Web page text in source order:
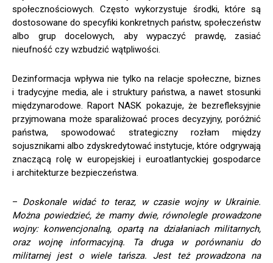
społecznościowych. Często wykorzystuje środki, które są
dostosowane do specyfiki konkretnych państw, społeczeństw
albo grup docelowych, aby wypaczyć prawdę, zasiać
nieufność czy wzbudzić wątpliwości.
Dezinformacja wpływa nie tylko na relacje społeczne, biznes
i tradycyjne media, ale i struktury państwa, a nawet stosunki
międzynarodowe. Raport NASK pokazuje, że bezrefleksyjnie
przyjmowana może sparaliżować proces decyzyjny, poróżnić
państwa, spowodować strategiczny rozłam między
sojusznikami albo zdyskredytować instytucje, które odgrywają
znaczącą rolę w europejskiej i euroatlantyckiej gospodarce
i architekturze bezpieczeństwa.
– Doskonale widać to teraz, w czasie wojny w Ukrainie.
Można powiedzieć, że mamy dwie, równolegle prowadzone
wojny: konwencjonalną, opartą na działaniach militarnych,
oraz wojnę informacyjną. Ta druga w porównaniu do
militarnej jest o wiele tańsza. Jest też prowadzona na